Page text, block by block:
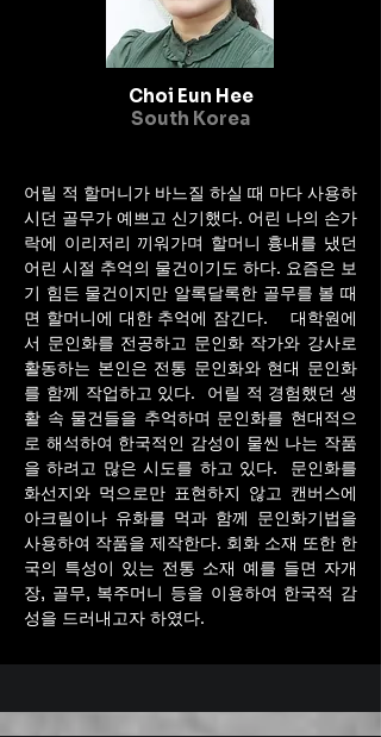
Choi Eun Hee
South Korea
어릴 적 할머니가 바느질 하실 때 마다 사용하
시던 골무가 예쁘고 신기했다. 어린 나의 손가
락에 이리저리 끼워가며 할머니 흉내를 냈던
어린 시절 추억의 물건이기도 하다. 요즘은 보
기 힘든 물건이지만 알록달록한 골무를 볼 때
면 할머니에 대한 추억에 잠긴다. 대학원에
서 문인화를 전공하고 문인화 작가와 강사로
활동하는 본인은 전통 문인화와 현대 문인화
를 함께 작업하고 있다. 어릴 적 경험했던 생
활 속 물건들을 추억하며 문인화를 현대적으
로 해석하여 한국적인 감성이 물씬 나는 작품
을 하려고 많은 시도를 하고 있다. 문인화를
화선지와 먹으로만 표현하지 않고 캔버스에
아크릴이나 유화를 먹과 함께 문인화기법을
사용하여 작품을 제작한다. 회화 소재 또한 한
국의 특성이 있는 전통 소재 예를 들면 자개
장, 골무, 복주머니 등을 이용하여 한국적 감
성을 드러내고자 하였다.